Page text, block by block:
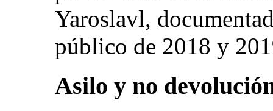
Yaroslavl,
público de 2018 y
Asilo y no